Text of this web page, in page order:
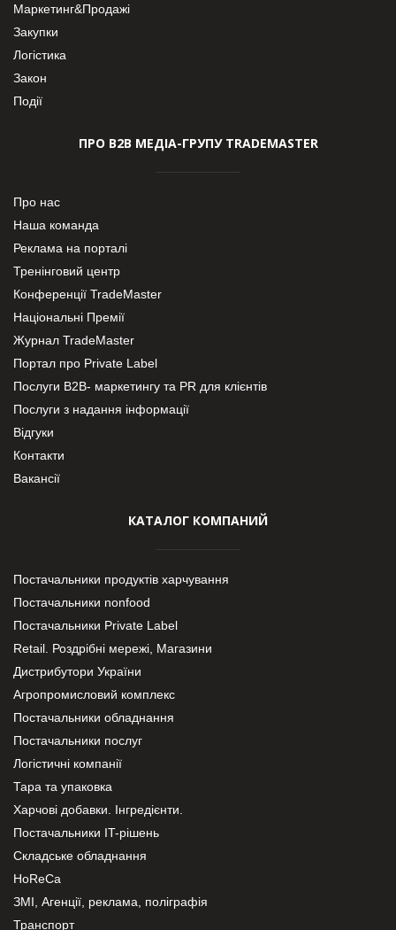
Маркетинг&Продажі
Закупки
Логістика
Закон
Події
ПРО В2В МЕДІА-ГРУПУ TRADEMASTER
Про нас
Наша команда
Реклама на порталі
Тренінговий центр
Конференції TradeMaster
Національні Премії
Журнал TradeMaster
Портал про Private Label
Послуги В2В- маркетингу та PR для клієнтів
Послуги з надання інформації
Відгуки
Контакти
Вакансії
КАТАЛОГ КОМПАНИЙ
Постачальники продуктів харчування
Постачальники nonfood
Постачальники Private Label
Retail. Роздрібні мережі, Магазини
Дистрибутори України
Агропромисловий комплекс
Постачальники обладнання
Постачальники послуг
Логістичні компанії
Тара та упаковка
Харчові добавки. Інгредієнти.
Постачальники IT-рішень
Складське обладнання
HoReCa
ЗМІ, Агенції, реклама, поліграфія
Транспорт